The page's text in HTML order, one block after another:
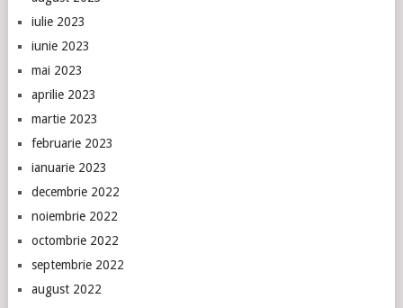
iulie 2023
iunie 2023
mai 2023
aprilie 2023
martie 2023
februarie 2023
ianuarie 2023
decembrie 2022
noiembrie 2022
octombrie 2022
septembrie 2022
august 2022